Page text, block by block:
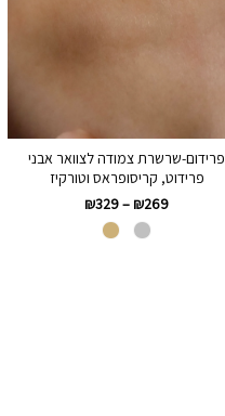
פרידום-שרשרת צמודה לצוואר אבני
פרידוט, קריסופראס וטורקיז
₪269
–
₪329